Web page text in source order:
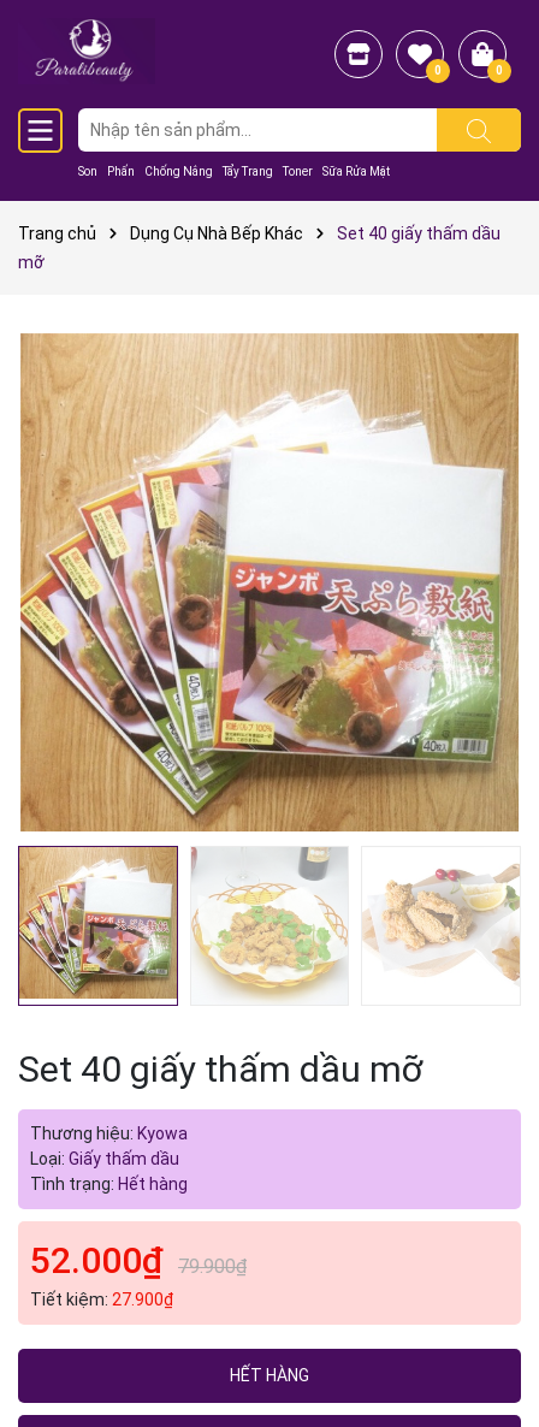
Son Phấn Chống Nắng Tẩy Trang Toner Sữa Rửa Mặt
0 0
Trang chủ Dụng Cụ Nhà Bếp Khác
Set 40 giấy thấm dầu
mỡ
Set 40 giấy thấm dầu mỡ
Thương hiệu: Kyowa
Loại: Giấy thấm dầu
Tình trạng: Hết hàng
52.000₫ 79.900₫
Tiết kiệm: 27.900₫
HẾT HÀNG
Mã giảm giá:
Ngày hết hạn:
Điều kiện: